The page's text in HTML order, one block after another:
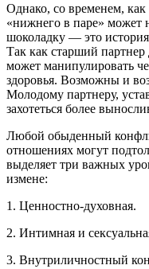
Однако, со временем,
«нижнего в паре» может
шоколадку — это
Так как старший
может манипулировать
здоровья. Возможны и
Молодому партнеру,
захотеться более
Любой обыденный
отношениях могут
выделяет три важных
измене:
1. Ценностно-духовная.
2. Интимная и
3. Внутриличностный